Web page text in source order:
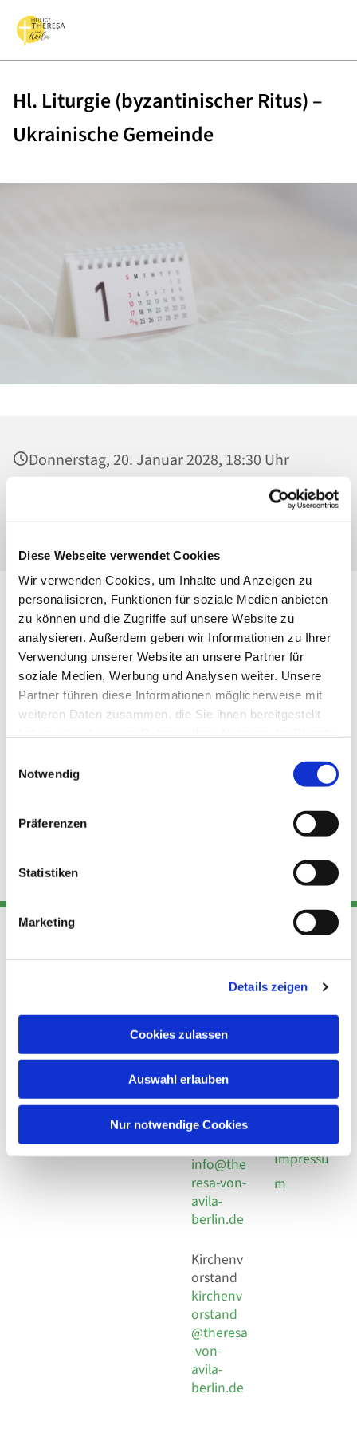
Diese Webseite verwendet Cookies
Wir verwenden Cookies, um Inhalte und Anzeigen zu
personalisieren, Funktionen für soziale Medien anbieten
zu können und die Zugriffe auf unsere Website zu
analysieren. Außerdem geben wir Informationen zu Ihrer
Verwendung unserer Website an unsere Partner für
soziale Medien, Werbung und Analysen weiter. Unsere
Partner führen diese Informationen möglicherweise mit
weiteren Daten zusammen, die Sie ihnen bereitgestellt
Notwendig
Präferenzen
Statistiken
Marketing
Details zeigen
Cookies zulassen
Auswahl erlauben
Nur notwendige Cookies
Hl. Liturgie (byzantinischer Ritus) –
Ukrainische Gemeinde
Donnerstag, 20. Januar 2028, 18:30 Uhr
Heilig Kreuz, Kirche, Malchower Weg 22-24,
13053 Berlin
Adresse
Kirchengemeinde Pfarrei
Hl. Theresa von Avila Berlin
Nordost
Leitender Pfarrer - Norbert
Pomplun
13086 Berlin
Kont
Telefon
+49 30
924 64 28
30 924 54
18
E-Mail
info@the
resa-von-
avila-
berlin.de
Kirchenv
orstand
kirchenv
orstand
@theresa
-von-
avila-
berlin.de
Links
Datensch
Datensch
Social
Impressu
m